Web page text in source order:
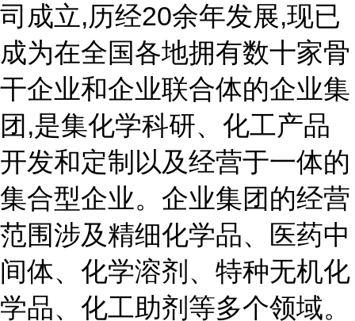
司成立,历经20余年发展,现已
成为在全国各地拥有数十家骨
干企业和企业联合体的企业集
团,是集化学科研、化工产品
开发和定制以及经营于一体的
集合型企业。企业集团的经营
范围涉及精细化学品、医药中
间体、化学溶剂、特种无机化
学品、化工助剂等多个领域。